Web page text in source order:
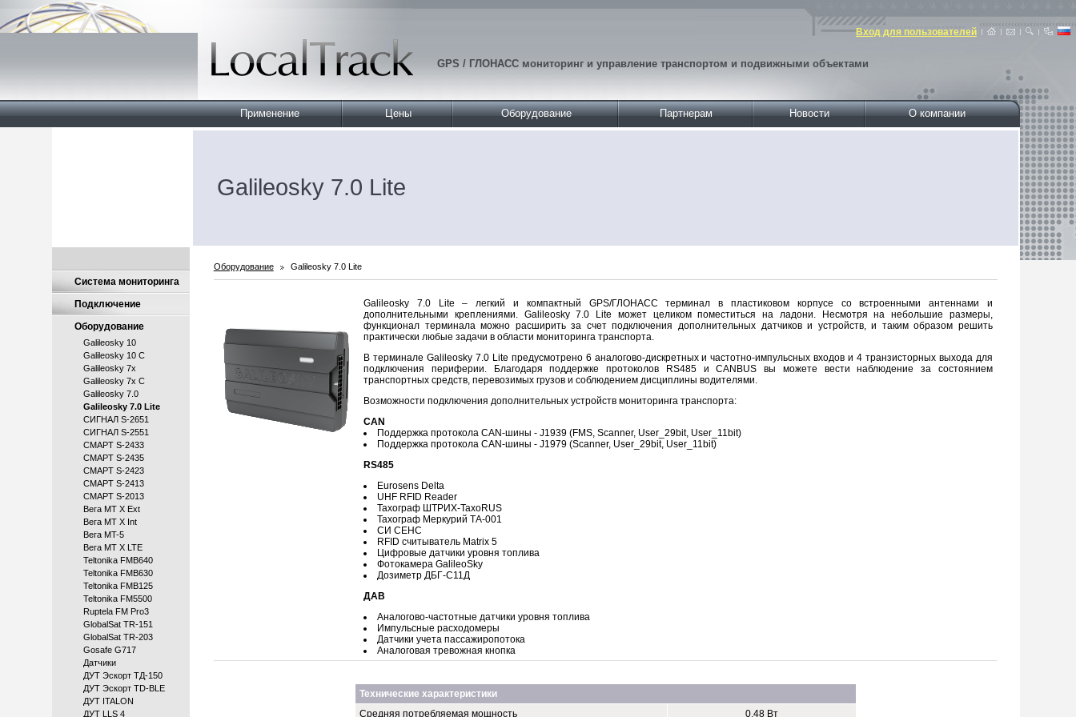
Вход для пользователей
GPS / ГЛОНАСС мониторинг и управление транспортом и подвижными объектами
Применение Цены Оборудование Партнерам Новости О компании
Система мониторинга
Подключение
Оборудование
Galileosky 10
Galileosky 10 C
Galileosky 7x
Galileosky 7x C
Galileosky 7.0
Galileosky 7.0 Lite
СИГНАЛ S-2651
СИГНАЛ S-2551
СМАРТ S-2433
СМАРТ S-2435
СМАРТ S-2423
СМАРТ S-2413
СМАРТ S-2013
Вега MT X Ext
Вега MT X Int
Вега MT-5
Вега МТ X LTE
Teltonika FMB640
Teltonika FMB630
Teltonika FMB125
Teltonika FM5500
Ruptela FM Pro3
GlobalSat TR-151
GlobalSat TR-203
Gosafe G717
Датчики
ДУТ Эскорт ТД-150
ДУТ Эскорт TD-BLE
ДУТ ITALON
ДУТ LLS 4
Galileosky 7.0 Lite
Оборудование Galileosky 7.0 Lite
Galileosky 7.0 Lite – легкий и компактный GPS/ГЛОНАСС терминал в пластиковом корпусе со встроенными антеннами и
дополнительными креплениями. Galileosky 7.0 Lite может целиком поместиться на ладони. Несмотря на небольшие размеры,
функционал терминала можно расширить за счет подключения дополнительных датчиков и устройств, и таким образом решить
практически любые задачи в области мониторинга транспорта.
В терминале Galileosky 7.0 Lite предусмотрено 6 аналогово-дискретных и частотно-импульсных входов и 4 транзисторных выхода для
подключения периферии. Благодаря поддержке протоколов RS485 и CANBUS вы можете вести наблюдение за состоянием
транспортных средств, перевозимых грузов и соблюдением дисциплины водителями.
Возможности подключения дополнительных устройств мониторинга транспорта:
CAN
Поддержка протокола CAN-шины - J1939 (FMS, Scanner, User_29bit, User_11bit)
Поддержка протокола CAN-шины - J1979 (Scanner, User_29bit, User_11bit)
RS485
Eurosens Delta
UHF RFID Reader
Тахограф ШТРИХ-ТахоRUS
Тахограф Меркурий ТА-001
СИ СЕНС
RFID считыватель Matrix 5
Цифровые датчики уровня топлива
Фотокамера GalileoSky
Дозиметр ДБГ-С11Д
ДАВ
Аналогово-частотные датчики уровня топлива
Импульсные расходомеры
Датчики учета пассажиропотока
Аналоговая тревожная кнопка
Технические характеристики
Средняя потребляемая мощность
0,48 Вт